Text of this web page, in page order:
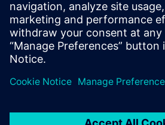
Hvitbok| Condition monitoring med
Hvitbok| Beskytt deg mot buefeil
Hvitbok | Planlegging av intern
Hvitbok| Digitalt støttet
Software
| SENTRON Powerconfig